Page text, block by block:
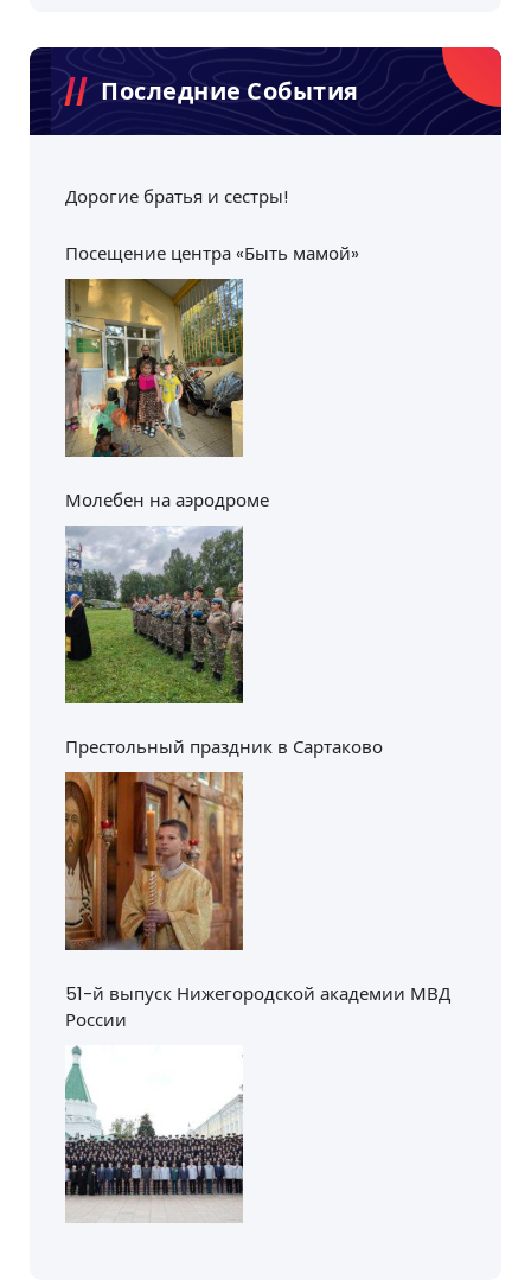
Последние События
Дорогие братья и сестры!
Посещение центра «Быть мамой»
Молебен на аэродроме
Престольный праздник в Сартаково
51-й выпуск Нижегородской академии МВД
России